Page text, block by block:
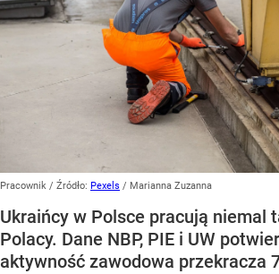
Pracownik / Źródło: Pexels / Marianna Zuzanna
Ukraińcy w Polsce pracują niemal
Polacy. Dane NBP, PIE i UW
aktywność zawodowa przekracza